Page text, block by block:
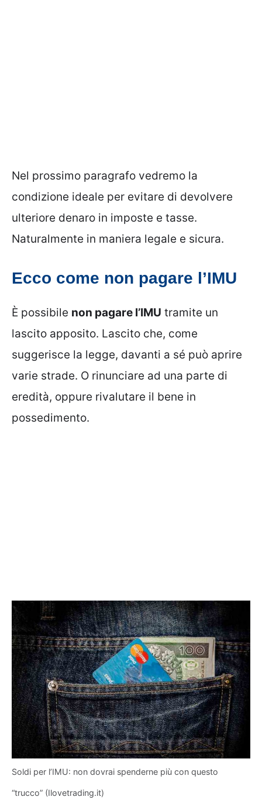
Nel prossimo paragrafo vedremo la
condizione ideale per evitare di devolvere
ulteriore denaro in imposte e tasse.
Naturalmente in maniera legale e sicura.
Ecco come non pagare l’IMU
È possibile non pagare l’IMU tramite un
lascito apposito. Lascito che, come
suggerisce la legge, davanti a sé può aprire
varie strade. O rinunciare ad una parte di
eredità, oppure rivalutare il bene in
possedimento.
Soldi per l’IMU: non dovrai spenderne più con questo
“trucco” (Ilovetrading.it)